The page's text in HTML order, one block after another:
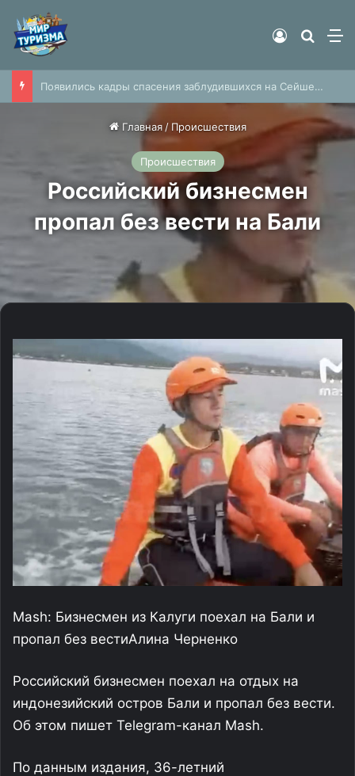
Найти
Войти
Россиянка описала образ соотечественников за границей словами «люди с каменными лицами»
Главная / Происшествия
Происшествия
Российский бизнесмен
пропал без вести на Бали
Mash: Бизнесмен из Калуги поехал на Бали и
пропал без вестиАлина Черненко
Российский бизнесмен поехал на отдых на
индонезийский остров Бали и пропал без вести.
Об этом пишет Telegram-канал Mash.
По данным издания, 36-летний